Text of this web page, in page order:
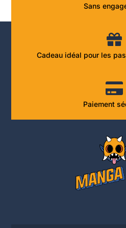
Sans
Cadeau idéal pour les
Paiement